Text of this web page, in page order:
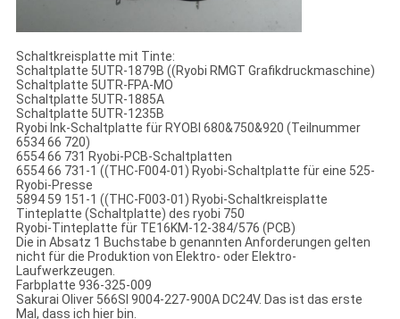
Schaltkreisplatte mit Tinte:
Schaltplatte 5UTR-1879B ((Ryobi RMGT Grafikdruckmaschine)
Schaltplatte 5UTR-FPA-MO
Schaltplatte 5UTR-1885A
Schaltplatte 5UTR-1235B
Ryobi Ink-Schaltplatte für RYOBI 680&750&920 (Teilnummer
6534 66 720)
6554 66 731 Ryobi-PCB-Schaltplatten
6554 66 731-1 ((THC-F004-01) Ryobi-Schaltplatte für eine 525-
Ryobi-Presse
5894 59 151-1 ((THC-F003-01) Ryobi-Schaltkreisplatte
Tinteplatte (Schaltplatte) des ryobi 750
Ryobi-Tinteplatte für TE16KM-12-384/576 (PCB)
Die in Absatz 1 Buchstabe b genannten Anforderungen gelten
nicht für die Produktion von Elektro- oder Elektro-
Laufwerkzeugen.
Farbplatte 936-325-009
Sakurai Oliver 566SI 9004-227-900A DC24V. Das ist das erste
Mal, dass ich hier bin.